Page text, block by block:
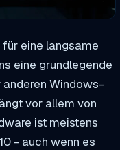
eine langsame
eine grundlegende
anderen Windows-
vor allem von
ist meistens
- auch wenn es